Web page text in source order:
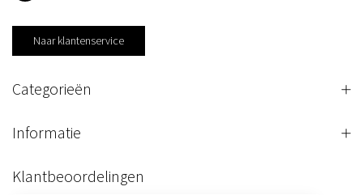
Naar klantenservice
Categorieën
Informatie
Klantbeoordelingen